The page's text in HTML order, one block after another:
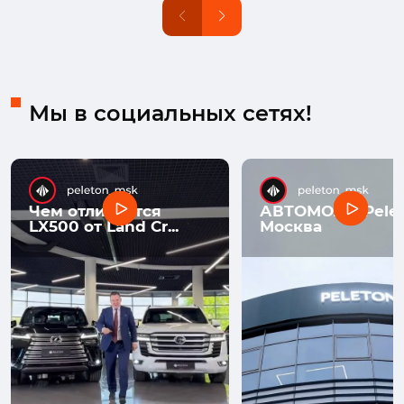
Мы в социальных сетях!
Чем отличается
LX500 от Land Cr...
АВТОМОЛЛ
Москва